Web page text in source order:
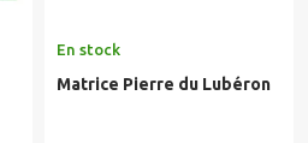
En stock
Matrice Pierre du Lubéron